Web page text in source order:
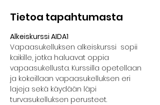
Tietoa tapahtumasta
Alkeiskurssi AIDA1
Vapaasukelluksen alkeiskurssi  sopii
kaikille, jotka haluavat oppia
vapaasukellusta. Kurssilla opetellaan
ja kokeillaan vapaasukelluksen eri
lajeja sekä käydään läpi
turvasukelluksen perusteet.